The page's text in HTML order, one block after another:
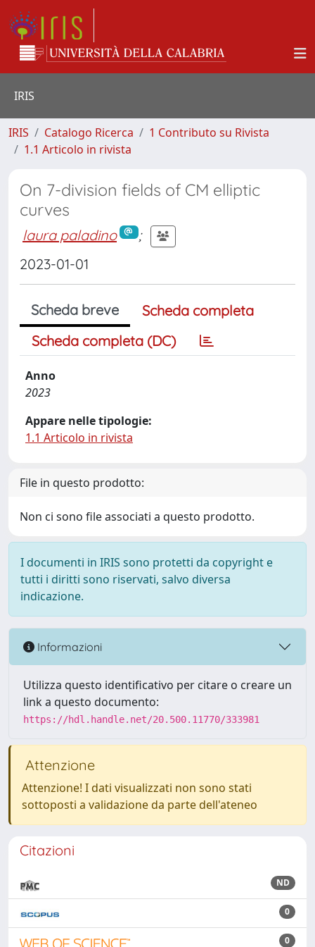
IRIS
IRIS Catalogo Ricerca
1 Contributo su Rivista
1.1 Articolo in rivista
On 7-division fields of CM elliptic
curves
laura paladino
;
2023-01-01
Scheda breve
Scheda completa
Scheda completa (DC)
Anno
2023
Appare nelle tipologie:
1.1 Articolo in rivista
File in questo prodotto:
Non ci sono file associati a questo prodotto.
I documenti in IRIS sono protetti da copyright e
tutti i diritti sono riservati, salvo diversa
indicazione.
Informazioni
Utilizza questo identificativo per citare o creare un
link a questo documento:
https://hdl.handle.net/20.500.11770/333981
Attenzione
Attenzione! I dati visualizzati non sono stati
sottoposti a validazione da parte dell'ateneo
Citazioni
ND
0
0